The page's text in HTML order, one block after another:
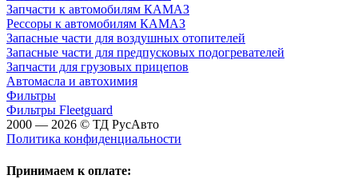
Запчасти к автомобилям КАМАЗ
Рессоры к автомобилям КАМАЗ
Запасные части для воздушных отопителей
Запасные части для предпусковых подогревателей
Запчасти для грузовых прицепов
Автомасла и автохимия
Фильтры
Фильтры Fleetguard
2000 — 2026 © ТД РусАвто
Политика конфиденциальности
Принимаем к оплате: